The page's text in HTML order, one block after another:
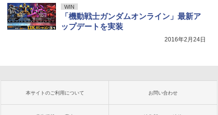
WIN
「機動戦士ガンダムオンライン」最新ア
ップデートを実装
2016年2月24日
本サイトのご利用について お問い合わせ